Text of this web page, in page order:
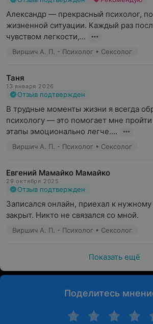
Психологические методики и
направленные на изменение
чувств, помогают решать
проблемы
Работа с психологом может
себя, свои потребности, ценности
Развитие навыков
Психолог может помочь развить
эмоциональные и когнитивные
качество жизни
Временная поддержка психолога
пережить тяжелые периоды и
кризисными ситуациями
Александр — прекрасный психолог,
жизненной ситуации. Каждый раз
чувством легкости,...
Виршич А. П. - Психолог • Сексолог
Таня
13 января 2026
Отзыв подтвержден
В трудные моменты жизни я всегда
психологу — это помогает мне
этапы эмоционально легче....
Виршич А. П. - Психолог • Сексолог
Евгений Мамайко Мамайко
29 октября 2025
Отзыв подтвержден
Записался онлайн, приехал к
закрыт. Никто не связался со мной.
Виршич А. П. - Психолог • Сексолог
Показать ещё
Поделитесь